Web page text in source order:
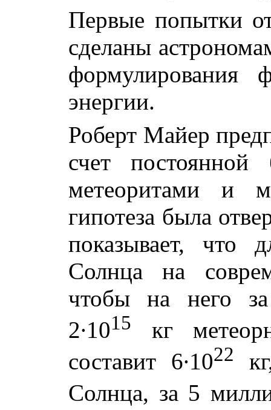
Первые попытки
сделаны
формулирования
энергии.
Роберт Майер
счет постоянной
метеоритами и
гипотеза была
показывает, что
Солнца на
чтобы на него
2∙1015
кг
составит 6∙1022
Солнца, за 5